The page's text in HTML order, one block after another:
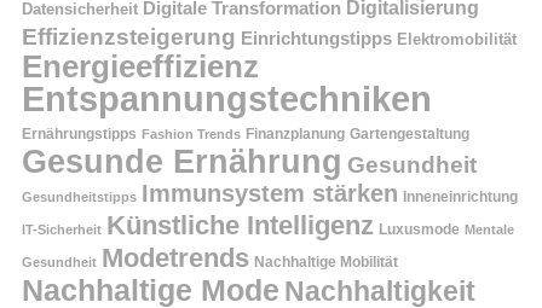
Datensicherheit Digitale Transformation Digitalisierung
Effizienzsteigerung Einrichtungstipps Elektromobilität
Energieeffizienz
Entspannungstechniken
Ernährungstipps Fashion Trends Finanzplanung Gartengestaltung
Gesunde Ernährung Gesundheit
Gesundheitstipps Immunsystem stärken Inneneinrichtung
IT-Sicherheit Künstliche Intelligenz Luxusmode Mentale
Gesundheit Modetrends Nachhaltige Mobilität
Nachhaltige Mode Nachhaltigkeit